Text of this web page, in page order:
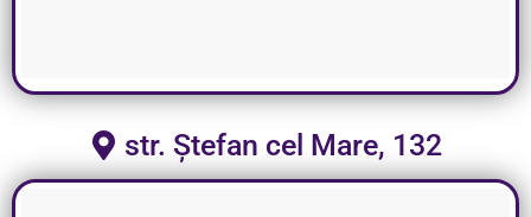
str. Ștefan cel Mare, 132